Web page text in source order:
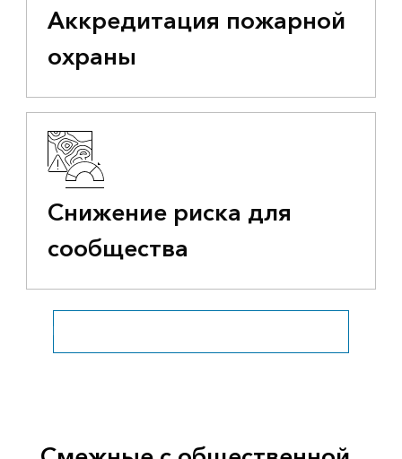
Аккредитация пожарной
охраны
Снижение риска для
сообщества
Пожарное дело, служба спасения и EMS. Обзор